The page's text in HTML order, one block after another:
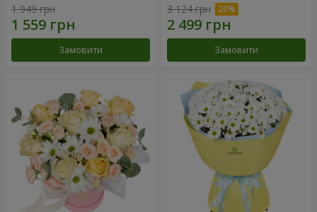
1 949 грн
Замовити
3 124 грн
Замовити